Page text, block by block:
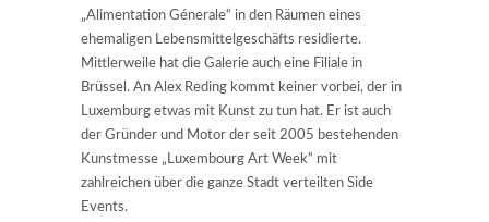
„Alimentation Génerale“ in den Räumen eines
ehemaligen Lebensmittelgeschäfts residierte.
Mittlerweile hat die Galerie auch eine Filiale in
Brüssel. An Alex Reding kommt keiner vorbei, der in
Luxemburg etwas mit Kunst zu tun hat. Er ist auch
der Gründer und Motor der seit 2005 bestehenden
Kunstmesse „Luxembourg Art Week“ mit
zahlreichen über die ganze Stadt verteilten Side
Events.